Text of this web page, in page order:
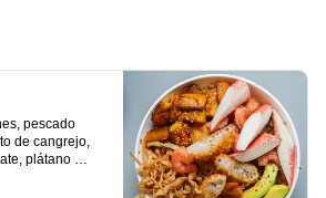
pescado
de cangrejo,
plátano